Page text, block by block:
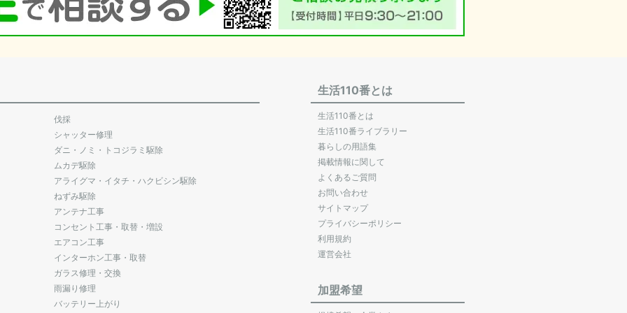
伐採
シャッター修理
ダニ・ノミ・トコジラミ駆除
ムカデ駆除
アライグマ・イタチ・ハクビシン駆除
ねずみ駆除
アンテナ工事
コンセント工事・取替・増設
エアコン工事
インターホン工事・取替
ガラス修理・交換
雨漏り修理
バッテリー上がり
生活110番とは
生活110番とは
生活110番ライブラリー
暮らしの用語集
掲載情報に関して
よくあるご質問
お問い合わせ
サイトマップ
プライバシーポリシー
利用規約
運営会社
加盟希望